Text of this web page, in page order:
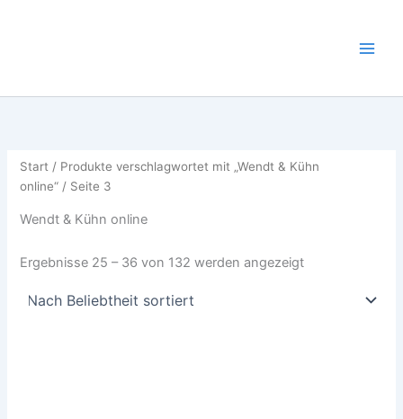
Start / Produkte verschlagwortet mit „Wendt & Kühn
online“ / Seite 3
Wendt & Kühn online
Ergebnisse 25 – 36 von 132 werden angezeigt